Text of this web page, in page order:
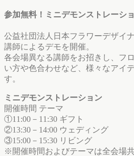
参加無料！ミニデモンストレーシ
公益社団法人日本フラワーデザイ
講師によるデモを開催。
各会場異なる講師をお招きし、フ
い方や色合わせなど、様々なアイ
す。
ミニデモンストレーション
開催時間 テーマ
①11:00－11:30 ギフト
②13:30－14:00 ウェディング
③15:00－15:30 リビング
※開催時間およびテーマは全会場共